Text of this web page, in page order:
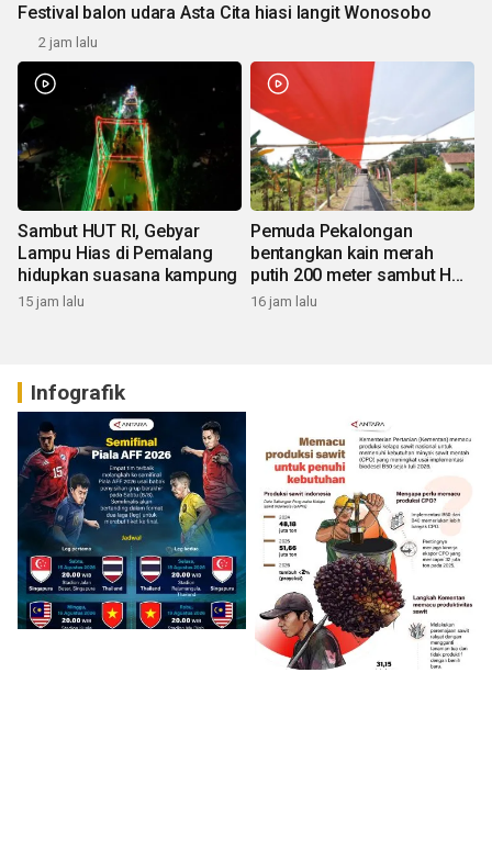
Festival balon udara Asta Cita hiasi langit Wonosobo
2 jam lalu
Sambut HUT RI, Gebyar
Lampu Hias di Pemalang
hidupkan suasana kampung
15 jam lalu
Pemuda Pekalongan
bentangkan kain merah
putih 200 meter sambut HUT
RI
16 jam lalu
Infografik